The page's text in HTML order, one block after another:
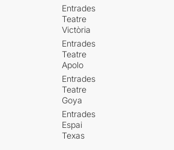
Entrades
Teatre
Victòria
Entrades
Teatre
Apolo
Entrades
Teatre
Goya
Entrades
Espai
Texas